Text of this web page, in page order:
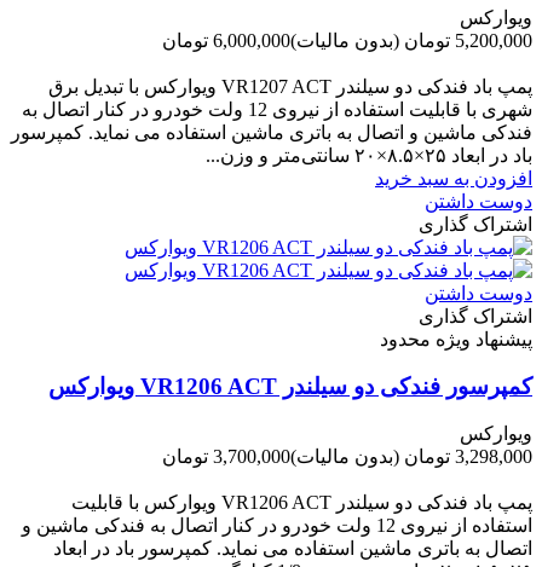
ویوارکس
5,200,000 تومان
(بدون مالیات)6,000,000 تومان
پمپ باد فندکی دو سیلندر VR1207 ACT ویوارکس با تبدیل برق
شهری با قابلیت استفاده از نیروی 12 ولت خودرو در کنار اتصال به
فندکی ماشین و اتصال به باتری ماشین استفاده می نماید. کمپرسور
باد در ابعاد ۲۵×۸.۵×۲۰ سانتی‌متر و وزن...
افزودن به سبد خرید
دوست داشتن
اشتراک گذاری
دوست داشتن
اشتراک گذاری
پیشنهاد ویژه محدود
کمپرسور فندکی دو سیلندر VR1206 ACT ویوارکس
ویوارکس
3,298,000 تومان
(بدون مالیات)3,700,000 تومان
پمپ باد فندکی دو سیلندر VR1206 ACT ویوارکس با قابلیت
استفاده از نیروی 12 ولت خودرو در کنار اتصال به فندکی ماشین و
اتصال به باتری ماشین استفاده می نماید. کمپرسور باد در ابعاد